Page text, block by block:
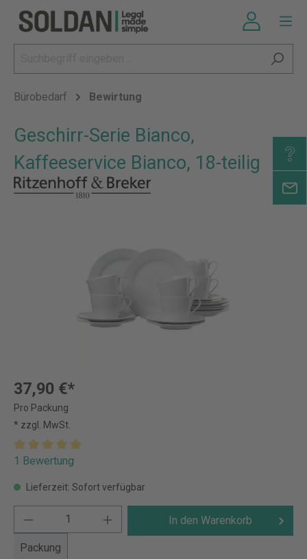
Bürobedarf Bewirtung
Geschirr-Serie Bianco,
Kaffeeservice Bianco, 18-teilig
37,90 €*
Pro Packung
* zzgl. MwSt.
1 Bewertung
Lieferzeit: Sofort verfügbar
Packung
In den Warenkorb